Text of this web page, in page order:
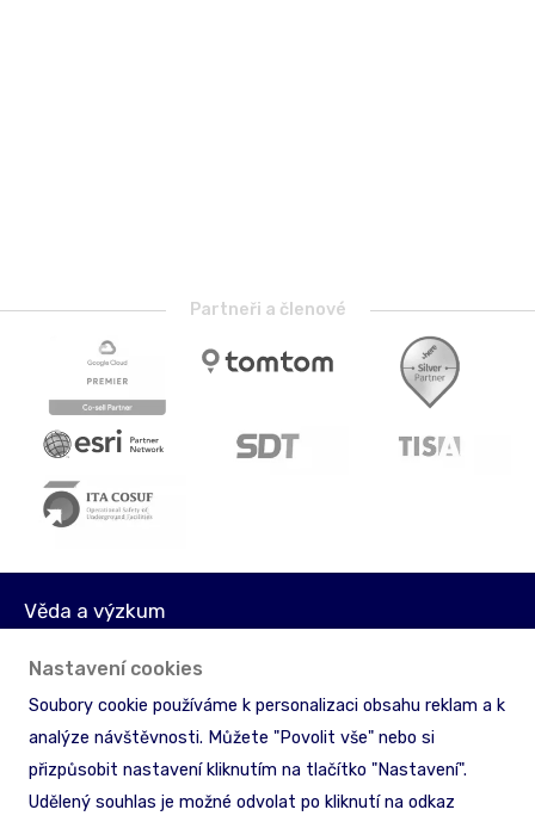
Partneři a členové
Věda a výzkum
Akcionáři
Licenční podmínky
Ochrana informací
Zpětný odběr & recyklace
Nastavení cookies
Soubory cookie používáme k personalizaci obsahu reklam a k
analýze návštěvnosti. Můžete "Povolit vše" nebo si
přizpůsobit nastavení kliknutím na tlačítko "Nastavení".
Udělený souhlas je možné odvolat po kliknutí na odkaz